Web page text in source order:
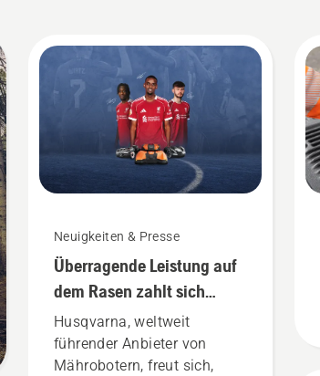
Neuigkeiten & Presse
Überragende Leistung auf
dem Rasen zahlt sich
immer aus
Husqvarna, weltweit
führender Anbieter von
Mährobotern, freut sich,